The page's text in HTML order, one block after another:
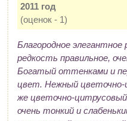
2011 год
(оценок - 1)
Благородное элегантное
редкость правильное,
Богатый оттенками и
цвет. Нежный
же цветочно-
очень тонкий и